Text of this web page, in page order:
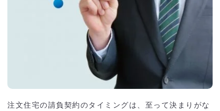
注文住宅の請負契約のタイミングは、至って決まりがな